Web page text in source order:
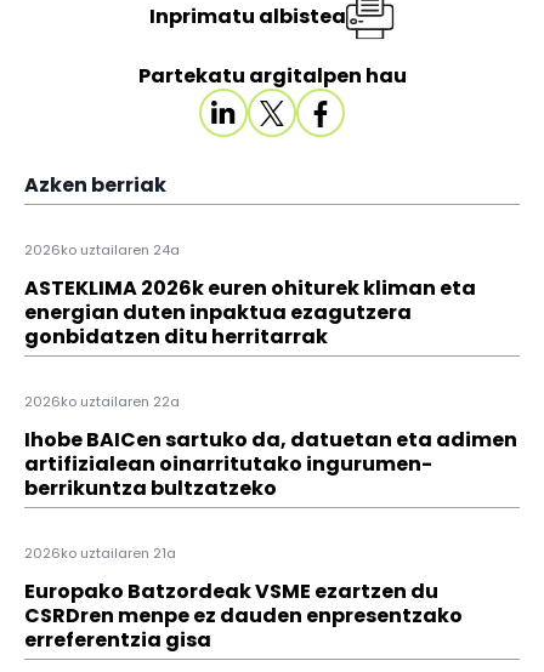
Partekatu argitalpen hau
Inprimatu albistea
Azken berriak
2026ko uztailaren 24a
ASTEKLIMA 2026k euren ohiturek kliman eta
energian duten inpaktua ezagutzera
gonbidatzen ditu herritarrak
2026ko uztailaren 22a
Ihobe BAICen sartuko da, datuetan eta adimen
artifizialean oinarritutako ingurumen-
berrikuntza bultzatzeko
2026ko uztailaren 21a
Europako Batzordeak VSME ezartzen du
CSRDren menpe ez dauden enpresentzako
erreferentzia gisa